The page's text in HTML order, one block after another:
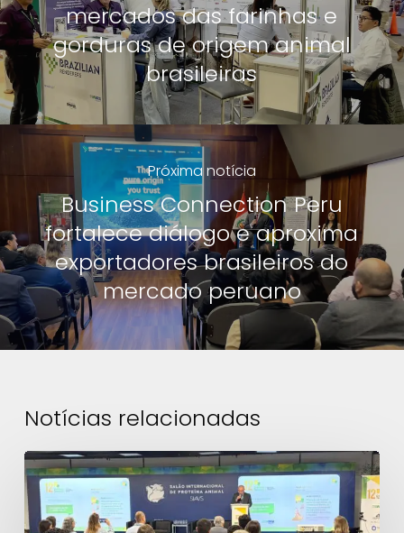
mercados das farinhas e
gorduras de origem animal
brasileiras
Próxima notícia
Business Connection Peru
fortalece diálogo e aproxima
exportadores brasileiros do
mercado peruano
Notícias relacionadas
12º
Diálogo
Técnico